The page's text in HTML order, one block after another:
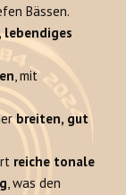
Bässen.
lebendiges
, mit
breiten, gut
reiche tonale
, was den